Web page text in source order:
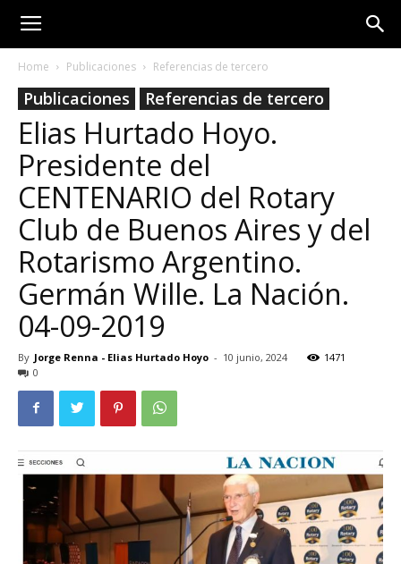
Home Publicaciones Referencias de tercero
Publicaciones Referencias de tercero
Elias Hurtado Hoyo.
Presidente del
CENTENARIO del Rotary
Club de Buenos Aires y del
Rotarismo Argentino.
Germán Wille. La Nación.
04-09-2019
By Jorge Renna - Elias Hurtado Hoyo - 10 junio, 2024
1471
0